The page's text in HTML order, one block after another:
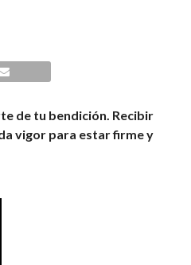
de tu bendición. Recibir
vigor para estar firme y